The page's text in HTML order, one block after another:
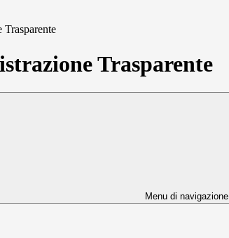
Trasparente
Menu di navigazione